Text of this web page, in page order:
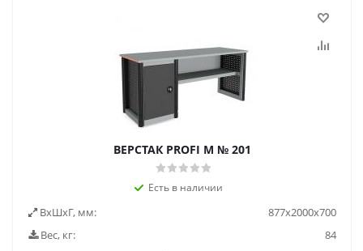
ВЕРСТАК PROFI M № 201
Есть в наличии
ВxШxГ, мм:
877x2000x700
Вес, кг:
84